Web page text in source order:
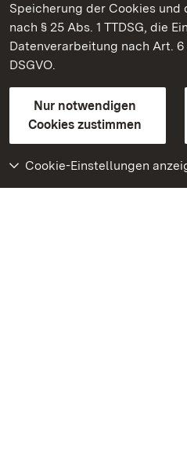
Speicherung der Cookies
nach § 25 Abs. 1 TTDSG, die
Datenverarbeitung nach Art. 6
DSGVO.
Nur notwendigen
Cookies zustimmen
Cookie-Einstellungen
Staatliche Schlösser und
Kontakt
GebärdenspracheLeichte
Erklärung zur Barrierefreiheit
BITV-konform (geprüfte Seiten)
Weiteres